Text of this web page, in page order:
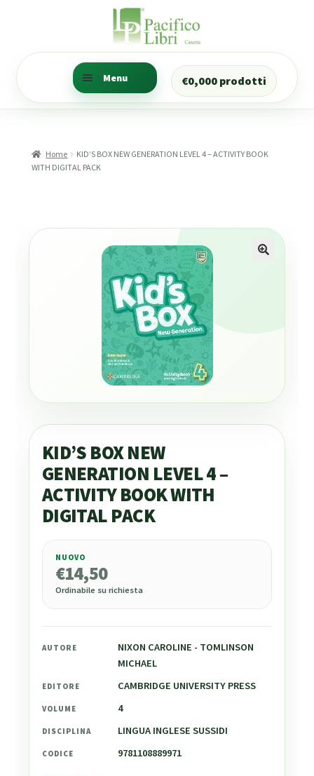
navigazione
contenuto
Menu
classe
Numeratore
€0,000 prodotti
Home
KID’S BOX NEW GENERATION LEVEL 4 – ACTIVITY BOOK
WITH DIGITAL PACK
KID’S BOX NEW
GENERATION LEVEL 4 –
ACTIVITY BOOK WITH
DIGITAL PACK
14,50
NUOVO
€14,50
Ordinabile su richiesta
AUTORE
NIXON CAROLINE - TOMLINSON
MICHAEL
EDITORE CAMBRIDGE UNIVERSITY PRESS
VOLUME 4
DISCIPLINA LINGUA INGLESE SUSSIDI
CODICE 9781108889971